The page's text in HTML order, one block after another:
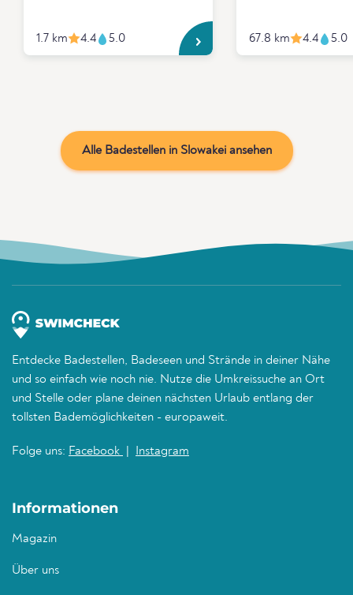
1.7 km 4.4 5.0 67.8 km 4.4 5.0
Alle Badestellen in Slowakei ansehen
Entdecke Badestellen, Badeseen und Strände in deiner Nähe
und so einfach wie noch nie. Nutze die Umkreissuche an Ort
und Stelle oder plane deinen nächsten Urlaub entlang der
tollsten Bademöglichkeiten - europaweit.
Folge uns: Facebook Instagram
Informationen
Magazin
Über uns